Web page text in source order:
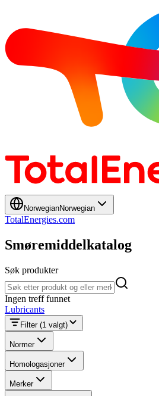
NorwegianNorwegian
TotalEnergies.com
Smøremiddelkatalog
Søk produkter
Søk produkter
Ingen treff funnet
Lubricants
Filter(1 valgt)
Normer
Homologasjoner
Merker